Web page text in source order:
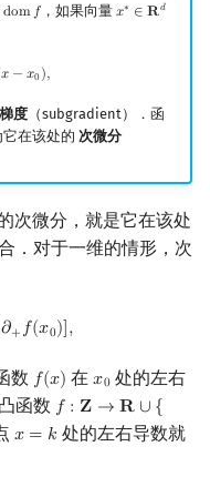
dom𝑓
f ，如果向量 𝑥∗ ∈ 𝐑𝑑
x∗ ∈ Rd
𝑥 − 𝑥0 ),
x0),
度（subgradient）．函
在该处的 次微分
次微分，就是它在该处
．对于一维的情形，次
𝜕+𝑓(𝑥0)],
+f x0)],
数 𝑓(𝑥)
f(x) 在𝑥0
x0 处的左右
函数 𝑓 : 𝐙 → 𝐑 ∪ {
f: Z →R∪ {±∞}
𝑥 = 𝑘
x=k
处的左右导数就